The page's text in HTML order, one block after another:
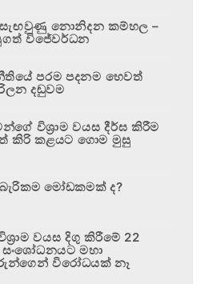
නොනිදන කම්හල –
විජේවර්ධන
පරම පදනම හෙවත්
දඬුවම
විශ්‍රාම වයස දීර්ඝ කිරීම
කිරි කළයට ගොම මුසු
මෝඩකමක් ද?
වයස දිගු කිරීමේ 22
සංශෝධනයට මහා
විරෝධයක් නෑ